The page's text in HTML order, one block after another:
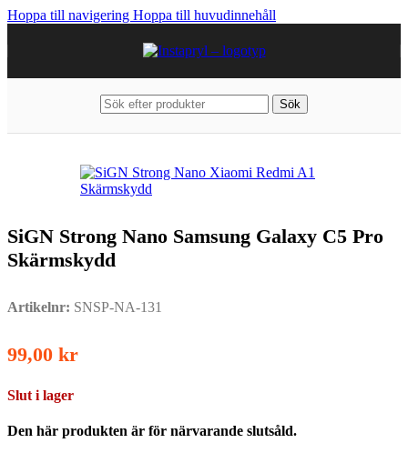
Hoppa till navigering Hoppa till huvudinnehåll
Sök
SiGN Strong Nano Samsung Galaxy C5 Pro
Skärmskydd
Artikelnr: SNSP-NA-131
99,00 kr
Slut i lager
Den här produkten är för närvarande slutsåld.